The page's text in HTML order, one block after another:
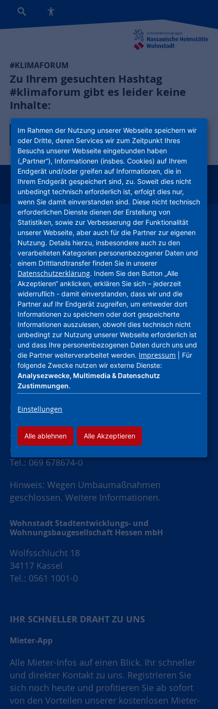
#KLIMAFORUM
Zu Ihrem gesuchten Hashtag
#klimaforum gibt es leider keine
Inhalte:
Zurück zur Tagübersicht
instagramfacebookyoutubelinkedinkununu
Leichte Sprache
Deutsche Gebärdensprache
Kontakt
Verhaltenskodex (CoC)
Compliance
Hinweise und Meldestelle
Barrierefreiheitserklärung
Impressum
Datenschutz
Widerruf Werbung
Cookie-Einstellungen
Nassauische Heimstätte Wohnungs- und
Entwicklungsgesellschaft mbH
Schaumainkai 47
60596 Frankfurt am Main
Tel.: 069 678674-0
Hinweis: Wegen Umbaumaßnahmen
geschlossen. Weitere Informationen.
Wohnstadt Stadtentwicklungs- und
Wohnungsbaugesellschaft Hessen mbH
Wolfsschlucht 18
34117 Kassel
Tel.: 0561 1001-0
IHR SCHNELLER DRAHT ZU UNS
Mieter-App
Alle Mieter-Infos auf einen Blick. Ihr schneller
und direkter Kontakt zu uns. Registrieren Sie
sich noch heute und profitieren Sie ab sofort
von den Vorteilen unserer kostenlosen Mieter-
Im Rahmen der Nutzung unserer Webseite speichern wir
oder Dritte, deren Services wir zum Zeitpunkt Ihres
Besuchs unserer Webseite eingebunden haben
(„Partner“), Informationen (insbes. Cookies) auf Ihrem
Endgerät und/oder greifen auf Informationen, die in
Ihrem Endgerät gespeichert sind, zu. Soweit dies nicht
unbedingt technisch erforderlich ist, erfolgt dies nur,
wenn Sie damit einverstanden sind. Diese nicht technisch
erforderlichen Dienste dienen der Erstellung von
Statistiken, sowie zur Verbesserung der Funktionalität
unserer Webseite, aber auch für die Partner zur eigenen
Nutzung. Details hierzu, insbesondere auch zu den
verarbeiteten Kategorien personenbezogener Daten und
einem Drittlandtransfer finden Sie in unserer
Datenschutzerklärung. Indem Sie den Button „Alle
Akzeptieren“ anklicken, erklären Sie sich – jederzeit
widerruflich - damit einverstanden, dass wir und die
Partner auf Ihr Endgerät zugreifen, um entweder dort
Informationen zu speichern oder dort gespeicherte
Informationen auszulesen, obwohl dies technisch nicht
unbedingt zur Nutzung unserer Webseite erforderlich ist
und dass Ihre personenbezogenen Daten durch uns und
die Partner weiterverarbeitet werden. Impressum | Für
folgende Zwecke nutzen wir externe Dienste:
Analysezwecke, Multimedia & Datenschutz
Zustimmungen.
Einstellungen
Alle ablehnen Alle Akzeptieren